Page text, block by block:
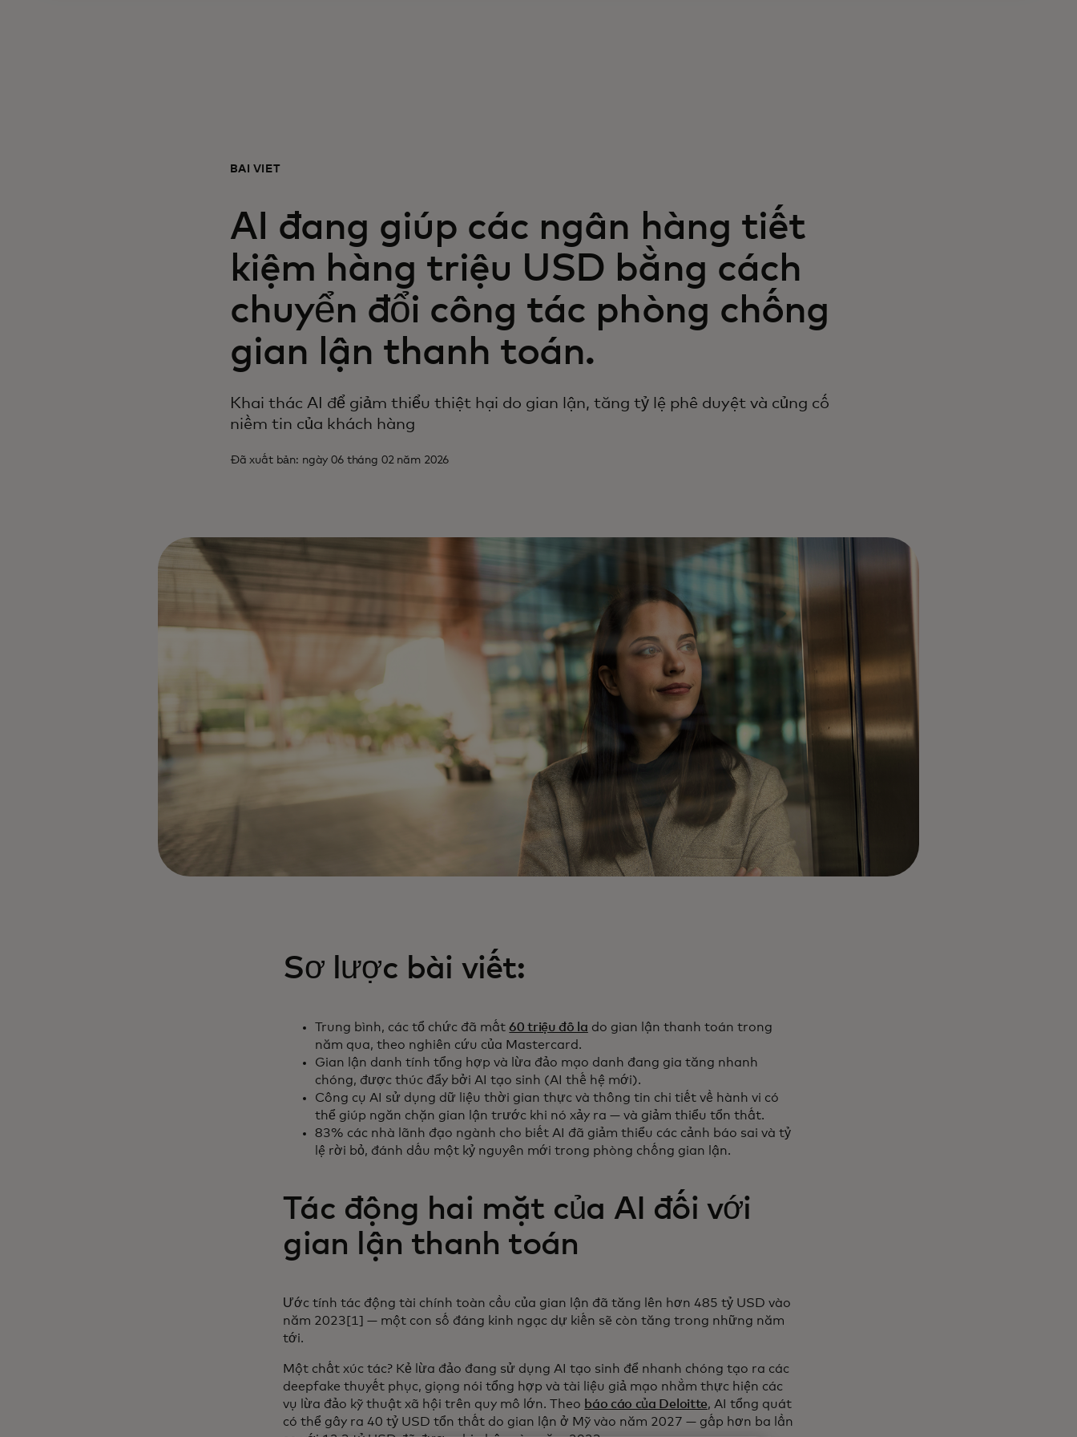
BÀI VIẾT
AI đang giúp các ngân hàng tiết
kiệm hàng triệu USD bằng cách
chuyển đổi công tác phòng chống
gian lận thanh toán.
Khai thác AI để giảm thiểu thiệt hại do gian lận, tăng tỷ lệ phê duyệt và củng cố
niềm tin của khách hàng
Đã xuất bản: ngày 06 tháng 02 năm 2026
Sơ lược bài viết:
Trung bình, các tổ chức đã mất60 triệu đô la do gian lận thanh toán trong
năm qua, theo nghiên cứu của Mastercard.
Gian lận danh tính tổng hợp và lừa đảo mạo danh đang gia tăng nhanh
chóng, được thúc đẩy bởi AI tạo sinh (AI thế hệ mới).
Công cụ AI sử dụng dữ liệu thời gian thực và thông tin chi tiết về hành vi có
thể giúp ngăn chặn gian lận trước khi nó xảy ra — và giảm thiểu tổn thất.
83% các nhà lãnh đạo ngành cho biết AI đã giảm thiểu các cảnh báo sai và tỷ
lệ rời bỏ, đánh dấu một kỷ nguyên mới trong phòng chống gian lận.
Tác động hai mặt của AI đối với
gian lận thanh toán
Ước tính tác động tài chính toàn cầu của gian lận đã tăng lên hơn 485 tỷ USD vào
năm 2023[1] — một con số đáng kinh ngạc dự kiến sẽ còn tăng trong những năm
tới.
Một chất xúc tác? Kẻ lừa đảo đang sử dụng AI tạo sinh để nhanh chóng tạo ra các
deepfake thuyết phục, giọng nói tổng hợp và tài liệu giả mạo nhằm thực hiện các
vụ lừa đảo kỹ thuật xã hội trên quy mô lớn. Theo báo cáo của Deloitte, AI tổng quát
có thể gây ra 40 tỷ USD tổn thất do gian lận ở Mỹ vào năm 2027 — gấp hơn ba lần